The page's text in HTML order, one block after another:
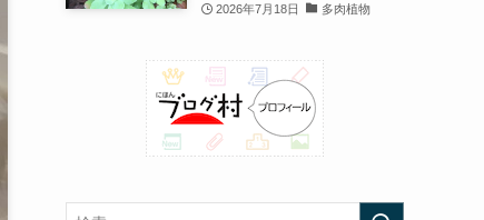
2026年7月18日 多肉植物